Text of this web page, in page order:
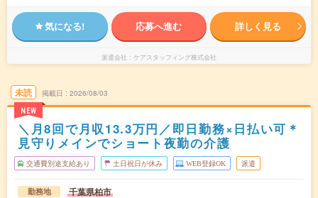
気になる! 応募へ進む 詳しく見る
派遣会社 ケアスタッフィング株式会社
未読
NEW
掲載日 2026/08/03
＼月8回で月収13.3万円／即日勤務×日払い可＊
見守りメインでショート夜勤の介護
交通費別途支給あり 土日祝日が休み WEB登録OK 派遣
勤務地 千葉県柏市